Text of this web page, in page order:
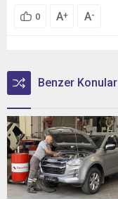
0 A+ A-
Benzer Konular